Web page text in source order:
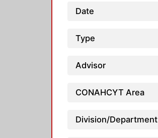
Date
Type
Advisor
CONAHCYT Area
Division/Department